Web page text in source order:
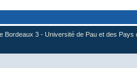
Bordeaux 3 - Université de Pau et des Pays